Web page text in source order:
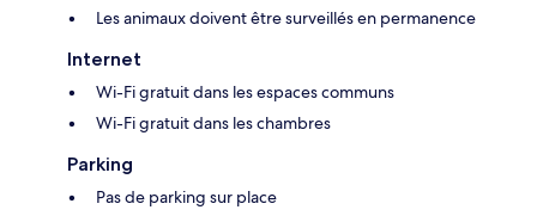
Les animaux doivent être surveillés en permanence
Internet
Wi-Fi gratuit dans les espaces communs
Wi-Fi gratuit dans les chambres
Parking
Pas de parking sur place